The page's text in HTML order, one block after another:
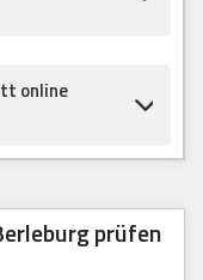
online
prüfen